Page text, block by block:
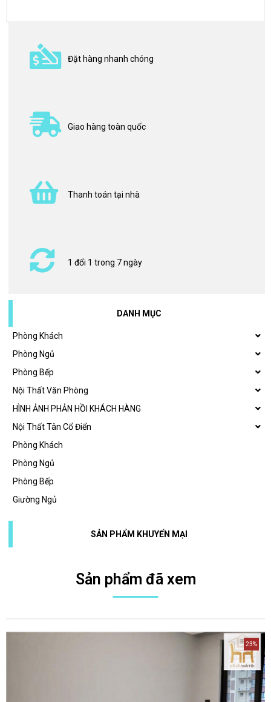
Đặt hàng nhanh chóng
Giao hàng toàn quốc
Thanh toán tại nhà
1 đổi 1 trong 7 ngày
DANH MỤC
Phòng Khách
Phòng Ngủ
Phòng Bếp
Nội Thất Văn Phòng
HÌNH ẢNH PHẢN HỒI KHÁCH HÀNG
Nội Thất Tân Cổ Điển
Phòng Khách
Phòng Ngủ
Phòng Bếp
Giường Ngủ
SẢN PHẨM KHUYẾN MẠI
Sản phẩm đã xem
23%